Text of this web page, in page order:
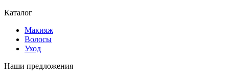
Каталог
Макияж
Волосы
Уход
Наши предложения